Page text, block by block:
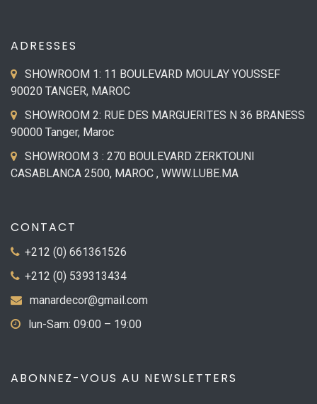
ADRESSES
SHOWROOM 1: 11 BOULEVARD MOULAY YOUSSEF
90020 TANGER, MAROC
SHOWROOM 2: RUE DES MARGUERITES N 36 BRANESS
90000 Tanger, Maroc
SHOWROOM 3 : 270 BOULEVARD ZERKTOUNI
CASABLANCA 2500, MAROC , WWW.LUBE.MA
CONTACT
+212 (0) 661361526
+212 (0) 539313434
manardecor@gmail.com
lun-Sam: 09:00 – 19:00
ABONNEZ-VOUS AU NEWSLETTERS